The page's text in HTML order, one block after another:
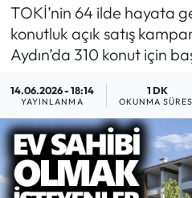
TOKİ’nin 64 ilde hayata
konutluk açık satış
Aydın’da 310 konut için
14.06.2026 - 18:14
YAYINLANMA
1 DK
OKUNMA
GÜNDEM
MAGAZİN
SAĞLIK
SİYASET
SPOR
Haber Arşivi